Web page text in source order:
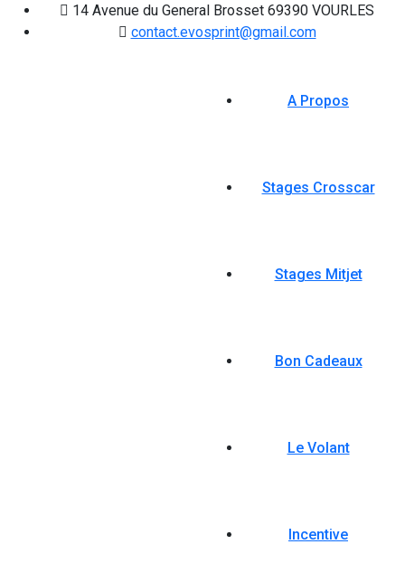
14 Avenue du General Brosset 69390 VOURLES
contact.evosprint@gmail.com
A Propos
Stages Crosscar
Stages Mitjet
Bon Cadeaux
Le Volant
Incentive